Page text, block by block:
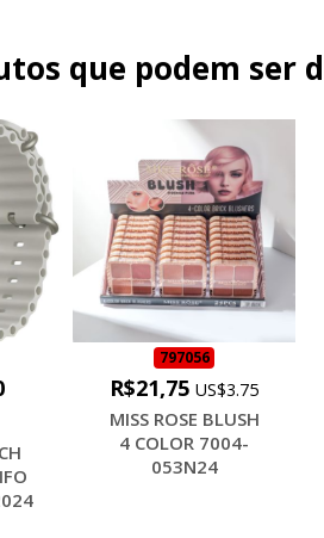
que podem ser
797056
R$21,75 US$3.75
MISS ROSE BLUSH
4 COLOR 7004-
053N24